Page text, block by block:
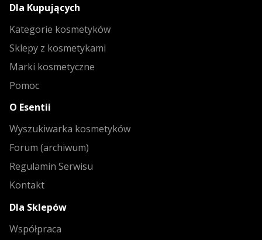
Dla Kupujących
Kategorie kosmetyków
Sklepy z kosmetykami
Marki kosmetyczne
Pomoc
O Esentii
Wyszukiwarka kosmetyków
Forum (archiwum)
Regulamin Serwisu
Kontakt
Dla Sklepów
Współpraca